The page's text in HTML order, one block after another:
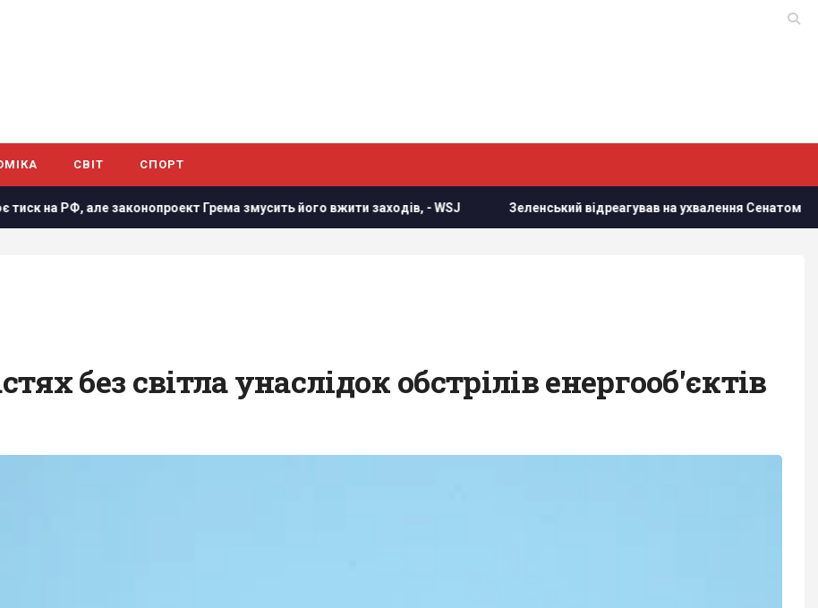
СВІТ СПОРТ
законопроект Грема змусить його вжити заходів, - WSJ Зеленський відреагував на ухвалення Сенатом США
без світла унаслідок обстрілів енергооб'єктів